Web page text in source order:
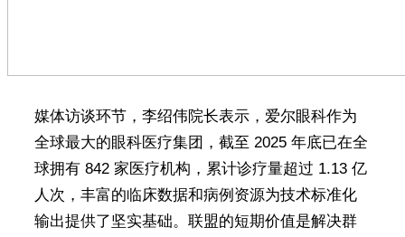
媒体访谈环节，李绍伟院长表示，爱尔眼科作为
全球最大的眼科医疗集团，截至 2025 年底已在全
球拥有 842 家医疗机构，累计诊疗量超过 1.13 亿
人次，丰富的临床数据和病例资源为技术标准化
输出提供了坚实基础。联盟的短期价值是解决群